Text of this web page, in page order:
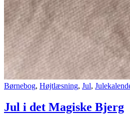
Børnebog, Højtlæsning, Jul,
Jul i det Magiske Bjerg